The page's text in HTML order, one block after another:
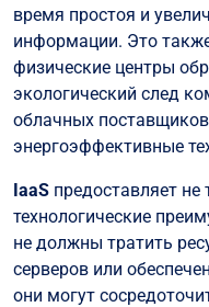
время простоя и
информации. Это
физические центры
экологический след
облачных
энергоэффективные
IaaS предоставляет
технологические
не должны тратить
серверов или
они могут